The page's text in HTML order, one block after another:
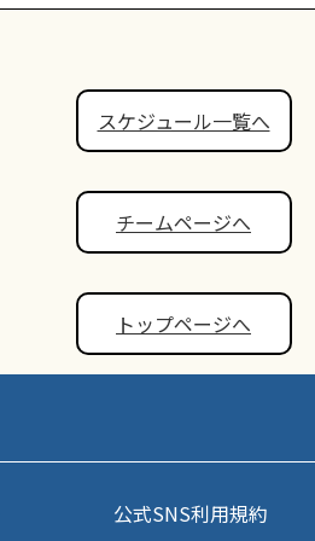
スケジュール一覧へ
チームページへ
トップページへ
公式SNS利用規約